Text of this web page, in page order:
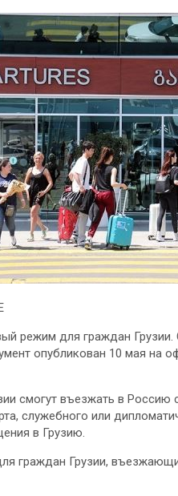
режим для граждан
опубликован 10 мая на
смогут въезжать в
служебного или
в Грузию.
граждан Грузии,